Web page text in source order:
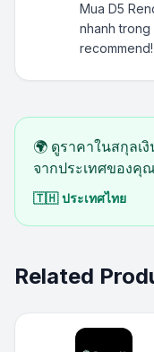
Mua D5
nhanh trong
recommend!
🌍 ดูราคาในสกุลเ
จากประเทศของคุ
🇹🇭 ประเทศไทย
Related